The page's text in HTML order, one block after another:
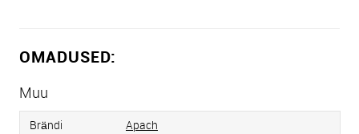
OMADUSED:
Muu
Brändi
Apach